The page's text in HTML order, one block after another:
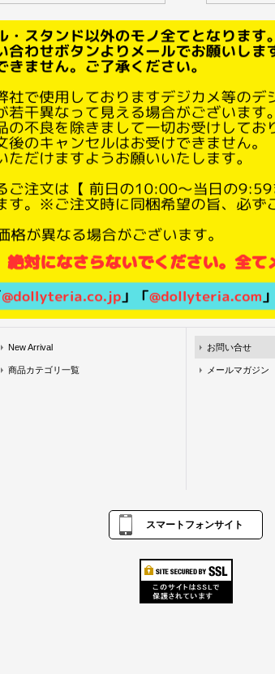
New Arrival
商品カテゴリ一覧
お問い合せ
メールマガジン
スマートフォンサイト